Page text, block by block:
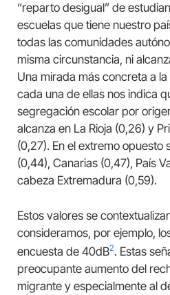
“reparto desigual” de
escuelas que tiene nuestro
todas las comunidades
misma circunstancia, ni
Una mirada más concreta a
cada una de ellas nos indica
segregación escolar por
alcanza en La Rioja (0,26) y
(0,27). En el extremo opuesto
(0,44), Canarias (0,47), País
cabeza Extremadura (0,59).
Estos valores se
consideramos, por ejemplo,
encuesta de 40dB2. Estas
preocupante aumento del
migrante y especialmente al